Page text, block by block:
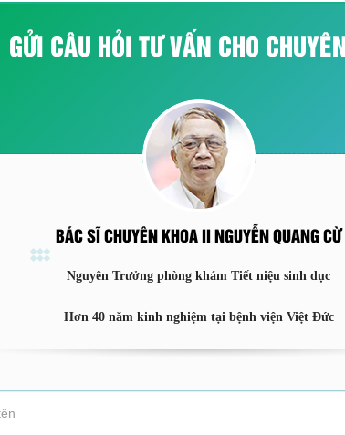
GỬI CÂU HỎI TƯ VẤN CHO
BÁC SĨ CHUYÊN KHOA II NGUYỄN QUANG CỪ
Nguyên Trưởng phòng khám Tiết niệu sinh dục
Hơn 40 năm kinh nghiệm tại bệnh viện Việt Đức